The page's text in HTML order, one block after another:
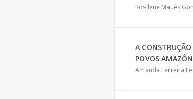
Rosilene Maués
A
POVOS
Amanda Ferreira